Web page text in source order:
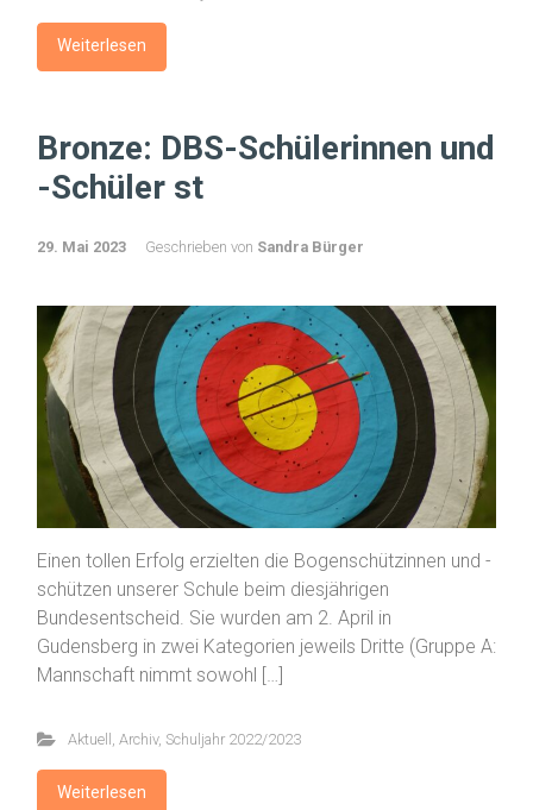
Weiterlesen
Bronze: DBS-Schülerinnen und
-Schüler st
29. Mai 2023 Geschrieben von Sandra Bürger
Einen tollen Erfolg erzielten die Bogenschützinnen und -
schützen unserer Schule beim diesjährigen
Bundesentscheid. Sie wurden am 2. April in
Gudensberg in zwei Kategorien jeweils Dritte (Gruppe A:
Mannschaft nimmt sowohl […]
Aktuell Archiv, Schuljahr 2022/2023
Weiterlesen